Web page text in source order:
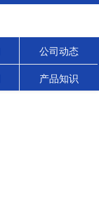
公司动态
产品知识